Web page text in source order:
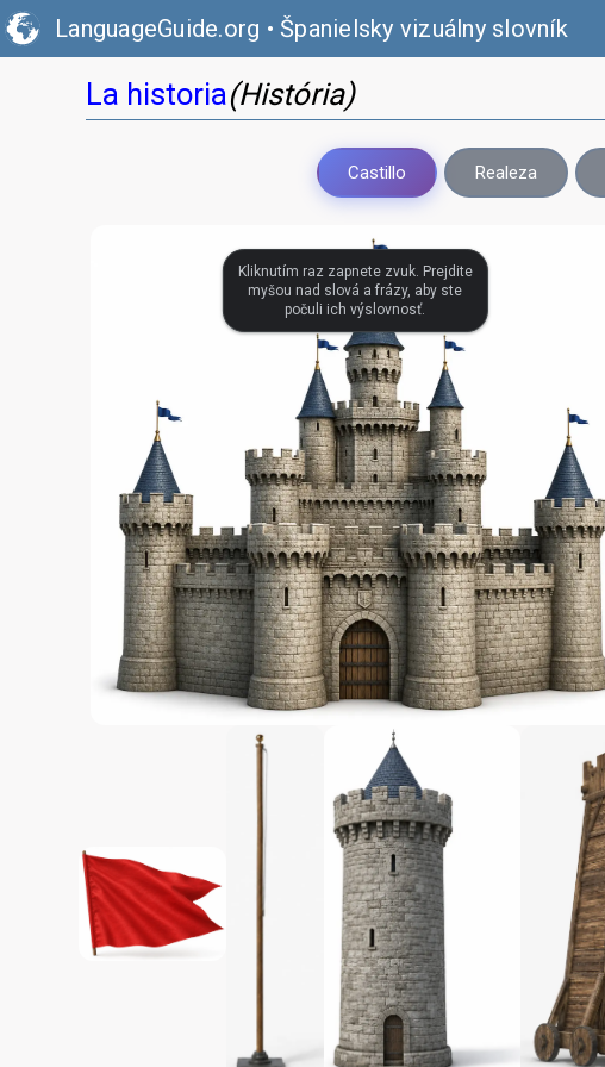
LanguageGuide.org • Španielsky vizuálny slovník
La historia(História)
Castillo Realeza
Kliknutím raz zapnete zvuk. Prejdite
myšou nad slová a frázy, aby ste
počuli ich výslovnosť.